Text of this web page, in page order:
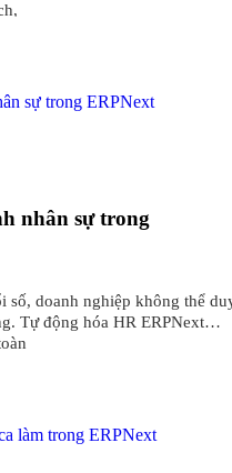
nhân sự trong
số, doanh nghiệp không thể
Tự động hóa HR ERPNext